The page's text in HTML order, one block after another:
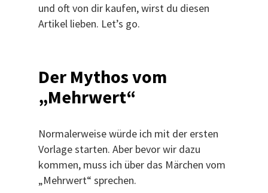
und oft von dir kaufen, wirst du diesen
Artikel lieben. Let’s go.
Der Mythos vom
„Mehrwert“
Normalerweise würde ich mit der ersten
Vorlage starten. Aber bevor wir dazu
kommen, muss ich über das Märchen vom
„Mehrwert“ sprechen.